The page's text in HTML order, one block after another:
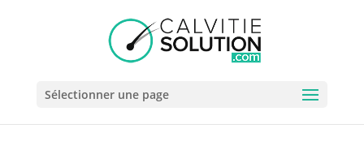
Sélectionner une page